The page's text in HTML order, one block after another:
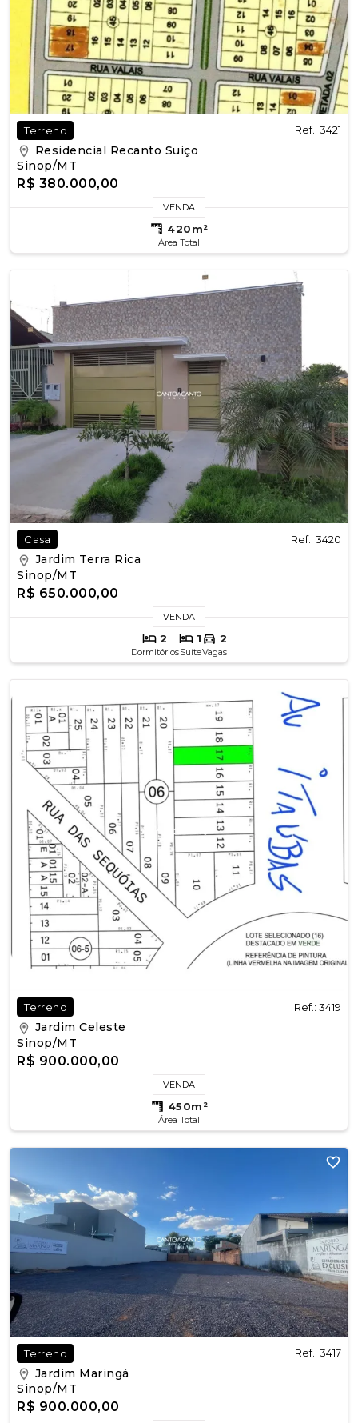
Terreno Ref.: 3421
Residencial Recanto Suiço
Sinop/MT
R$ 380.000,00
VENDA
420m²
Área Total
Casa Ref.: 3420
Jardim Terra Rica
Sinop/MT
R$ 650.000,00
VENDA
2
Dormitórios
1
Suíte
2
Vagas
Terreno Ref.: 3419
Jardim Celeste
Sinop/MT
R$ 900.000,00
VENDA
450m²
Área Total
Terreno Ref.: 3417
Jardim Maringá
Sinop/MT
R$ 900.000,00